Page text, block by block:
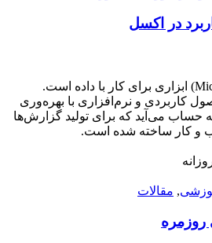
برنامه اکسل (Microsoft Excel) ابزاری برای کار با داده است.
کاربردی و نرم‌افزاری با بهره‌وری
حساب می‌آید که برای تولید گزارش‌ها
و کار ساخته شده است.
, مقالات
روزمره